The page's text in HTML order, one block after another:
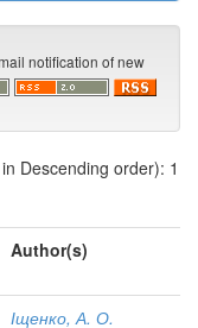
notification of new
Descending order): 1
Author(s)
Іщенко, А. О.